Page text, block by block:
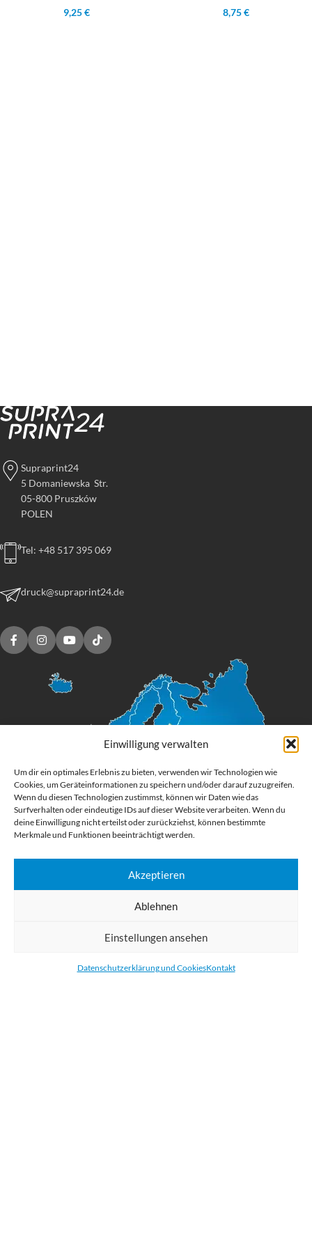
Einwilligung verwalten
Um dir ein optimales Erlebnis zu bieten, verwenden wir Technologien wie
Cookies, um Geräteinformationen zu speichern und/oder darauf zuzugreifen.
Wenn du diesen Technologien zustimmst, können wir Daten wie das
Surfverhalten oder eindeutige IDs auf dieser Website verarbeiten. Wenn du
deine Einwilligung nicht erteilst oder zurückziehst, können bestimmte
Merkmale und Funktionen beeinträchtigt werden.
Akzeptieren
Ablehnen
Einstellungen ansehen
Datenschutzerklärung und CookiesKontakt
9,25 € 8,75 €
Supraprint24
5 Domaniewska Str.
05-800 Pruszków
POLEN
Tel: +48 517 395 069
druck@supraprint24.de
Digital Großformatdruck
Bestellen Sie gedruckte Werbemittel online für Ihr Unternehmen. Wir
und Aufkleber. Wir liefern unsere Druckprodukte Deutschland,